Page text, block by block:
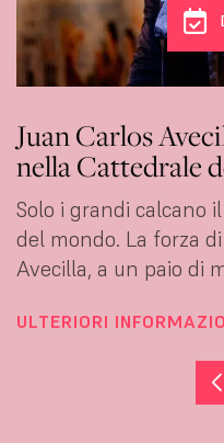
Juan Carlos
nella Cattedrale
Solo i grandi calcano
del mondo. La forza
Avecilla, a un paio di
ULTERIORI